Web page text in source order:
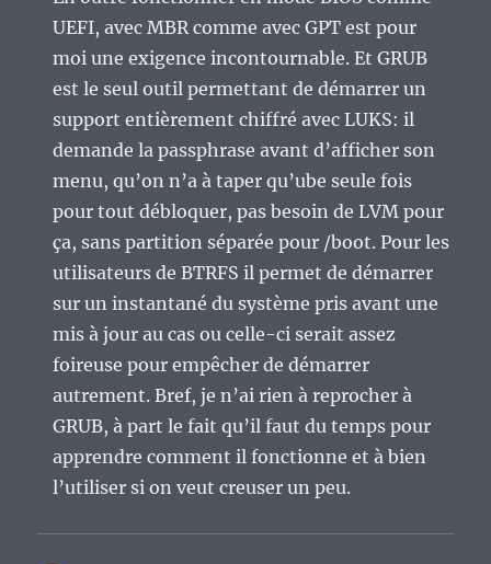
UEFI, avec MBR comme avec GPT est pour
moi une exigence incontournable. Et GRUB
est le seul outil permettant de démarrer un
support entièrement chiffré avec LUKS: il
demande la passphrase avant d’afficher son
menu, qu’on n’a à taper qu’ube seule fois
pour tout débloquer, pas besoin de LVM pour
ça, sans partition séparée pour /boot. Pour les
utilisateurs de BTRFS il permet de démarrer
sur un instantané du système pris avant une
mis à jour au cas ou celle-ci serait assez
foireuse pour empêcher de démarrer
autrement. Bref, je n’ai rien à reprocher à
GRUB, à part le fait qu’il faut du temps pour
apprendre comment il fonctionne et à bien
l’utiliser si on veut creuser un peu.